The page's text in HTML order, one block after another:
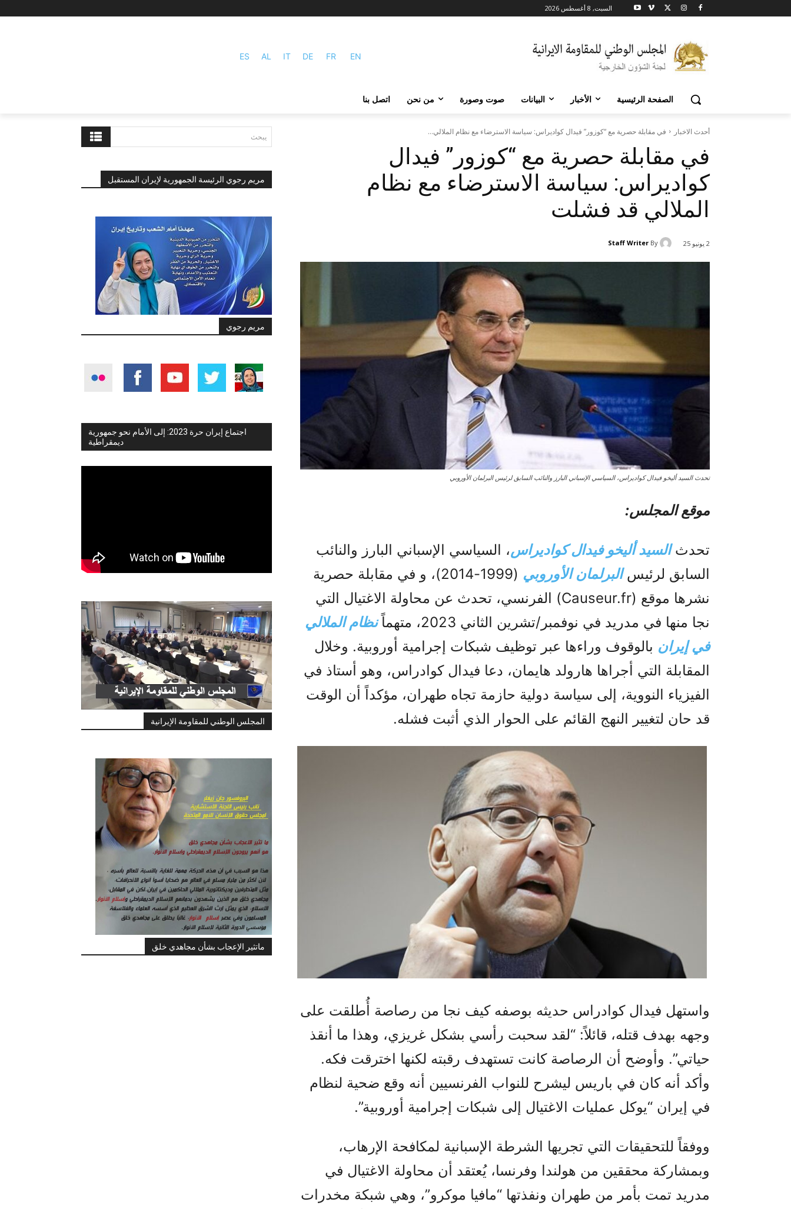
السبت, 8 أغسطس 2026
ES AL IT DE FR EN
الصفحة الرئيسية الأخبار البيانات صوت وصورة من نحن اتصل بنا
يبحث
مريم رجوي الرئيسة الجمهورية لإيران المستقبل
مريم رجوي
اجتماع إيران حرة 2023: إلى الأمام نحو جمهورية
ديمقراطية
المجلس الوطني للمقاومة الإيرانية
ماتثير الإعجاب بشأن مجاهدي خلق
أحدث الاخبار في مقابلة حصرية مع “كوزور” فيدال كواديراس: سياسة الاسترضاء مع نظام الملالي...
في مقابلة حصرية مع “كوزور” فيدال
كواديراس: سياسة الاسترضاء مع نظام
الملالي قد فشلت
2 يونيو 25 By
Staff Writer
تحدث السيد أليخو فيدال كواديراس، السياسي الإسباني البارز والنائب السابق لرئيس البرلمان الأوروبي
موقع المجلس:
تحدثالسيد أليخو فيدال كواديراس، السياسي الإسباني البارز والنائب
السابق لرئيسالبرلمان الأوروبي
(1999-2014)، و في مقابلة حصرية
نشرها موقع (Causeur.fr) الفرنسي، تحدث عن محاولة الاغتيال التي
نجا منها في مدريد في نوفمبر/تشرين الثاني 2023، متهماً
نظام الملالي
في إيران بالوقوف وراءها عبر توظيف شبكات إجرامية أوروبية. وخلال
المقابلة التي أجراها هارولد هايمان، دعا فيدال كوادراس، وهو أستاذ في
الفيزياء النووية، إلى سياسة دولية حازمة تجاه طهران، مؤكداً أن الوقت
قد حان لتغيير النهج القائم على الحوار الذي أثبت فشله.
واستهل فيدال كوادراس حديثه بوصفه كيف نجا من رصاصة أُطلقت على
وجهه بهدف قتله، قائلاً: “لقد سحبت رأسي بشكل غريزي، وهذا ما أنقذ
حياتي”. وأوضح أن الرصاصة كانت تستهدف رقبته لكنها اخترقت فكه.
وأكد أنه كان في باريس ليشرح للنواب الفرنسيين أنه وقع ضحية لنظام
في إيران “يوكل عمليات الاغتيال إلى شبكات إجرامية أوروبية”.
ووفقاً للتحقيقات التي تجريها الشرطة الإسبانية لمكافحة الإرهاب،
وبمشاركة محققين من هولندا وفرنسا، يُعتقد أن محاولة الاغتيال في
مدريد تمت بأمر من طهران ونفذتها “مافيا موكرو”، وهي شبكة مخدرات